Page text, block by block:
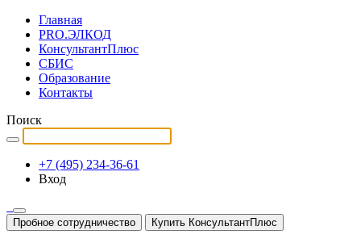
Главная
PRO.ЭЛКОД
КонсультантПлюс
СБИС
Образование
Контакты
Поиск
+7 (495) 234-36-61
Вход
Пробное сотрудничество Купить КонсультантПлюс